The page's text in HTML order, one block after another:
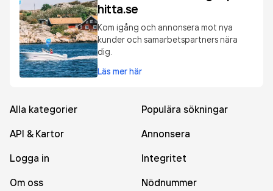
hitta.se
Kom igång och annonsera mot nya
kunder och samarbetspartners nära
dig.
Läs mer här
Alla kategorier
Populära sökningar
API & Kartor
Annonsera
Logga in
Integritet
Om oss
Nödnummer